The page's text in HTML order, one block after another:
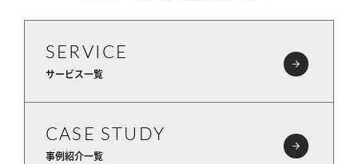
SERVICE
サービス一覧
CASE STUDY
事例紹介一覧